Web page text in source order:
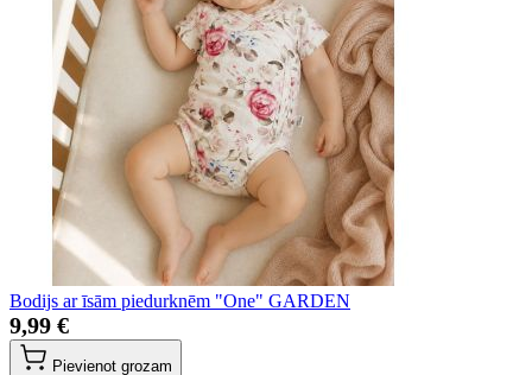
Bodijs ar īsām piedurknēm "One" GARDEN
9,99 €
Pievienot grozam